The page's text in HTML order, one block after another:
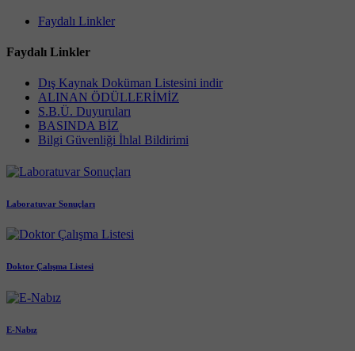
Faydalı Linkler
Faydalı Linkler
Dış Kaynak Doküman Listesini indir
ALINAN ÖDÜLLERİMİZ
S.B.Ü. Duyuruları
BASINDA BİZ
Bilgi Güvenliği İhlal Bildirimi
Laboratuvar Sonuçları
Doktor Çalışma Listesi
E-Nabız